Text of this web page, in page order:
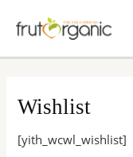
Wishlist
[yith_wcwl_wishlist]